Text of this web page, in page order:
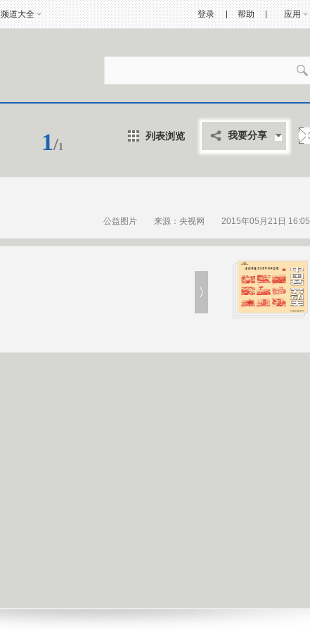
频道大全 帮助 应用
登录
1/1
列表浏览 我要分享
公益图片来源：央视网 2015年05月21日 16:05